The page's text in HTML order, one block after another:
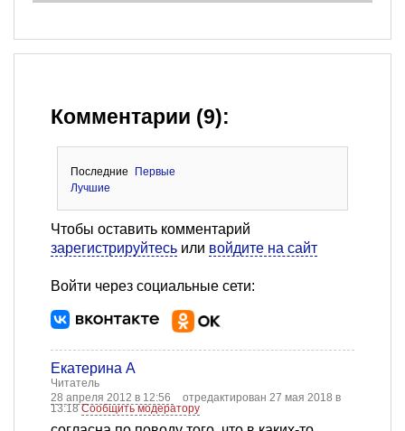
Комментарии (9):
Последние
Первые
Лучшие
Чтобы оставить комментарий
зарегистрируйтесь или войдите на сайт
Войти через социальные сети:
Екатерина А
Читатель
28 апреля 2012 в 12:56
отредактирован 27 мая 2018 в
13:18Сообщить модератору